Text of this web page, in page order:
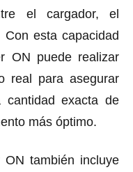
el cargador, el
esta capacidad
ON puede realizar
real para asegurar
exacta de
más óptimo.
ON también incluye